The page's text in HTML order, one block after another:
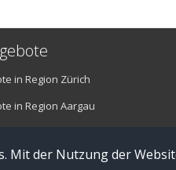
Mit der Nutzung der
in Region Zürich
in Region Aargau